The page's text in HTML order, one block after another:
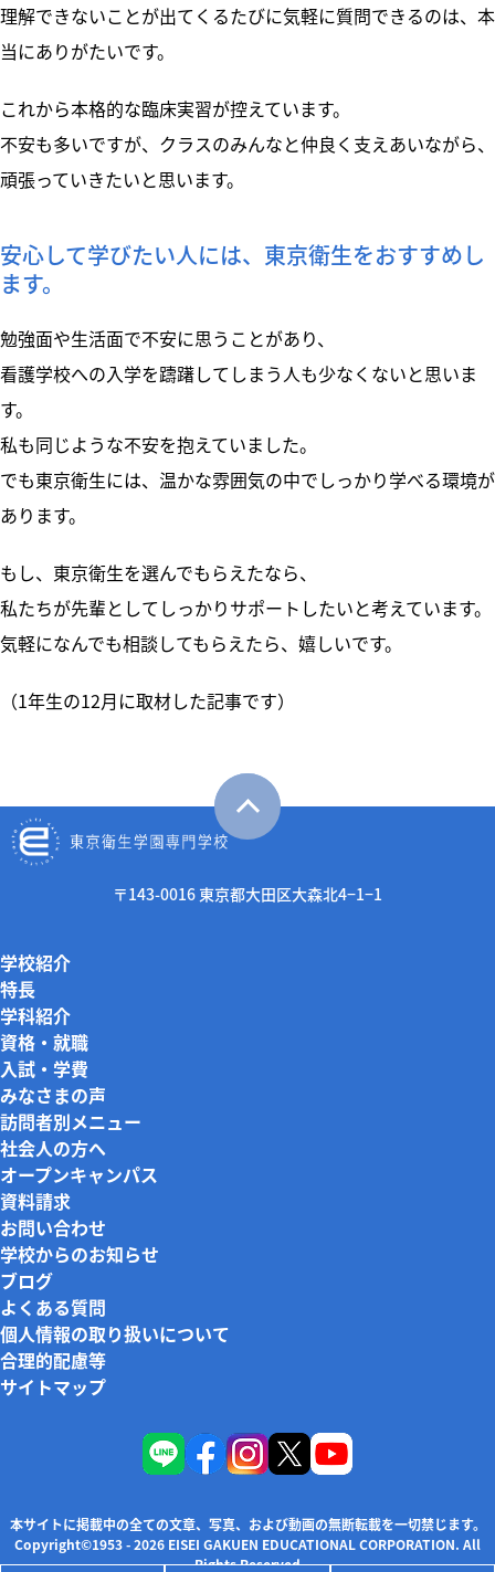
理解できないことが出てくるたびに気軽に質問できるのは、本
当にありがたいです。
これから本格的な臨床実習が控えています。
不安も多いですが、クラスのみんなと仲良く支えあいながら、
頑張っていきたいと思います。
安心して学びたい人には、東京衛生をおすすめし
ます。
勉強面や生活面で不安に思うことがあり、
看護学校への入学を躊躇してしまう人も少なくないと思いま
す。
私も同じような不安を抱えていました。
でも東京衛生には、温かな雰囲気の中でしっかり学べる環境が
あります。
もし、東京衛生を選んでもらえたなら、
私たちが先輩としてしっかりサポートしたいと考えています。
気軽になんでも相談してもらえたら、嬉しいです。
（1年生の12月に取材した記事です）
〒143-0016 東京都大田区大森北4−1−1
学校紹介
特長
学科紹介
資格・就職
入試・学費
みなさまの声
訪問者別メニュー
社会人の方へ
オープンキャンパス
資料請求
お問い合わせ
学校からのお知らせ
ブログ
よくある質問
個人情報の取り扱いについて
合理的配慮等
サイトマップ
本サイトに掲載中の全ての文章、写真、および動画の無断転載を一切禁じます。
Copyright©1953 - 2026 EISEI GAKUEN EDUCATIONAL CORPORATION. All
Rights Reserved